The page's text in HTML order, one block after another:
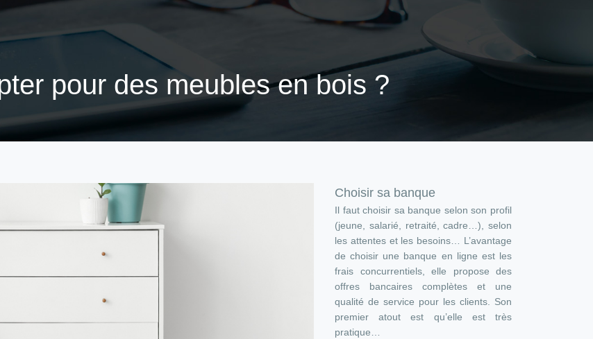
pour des meubles en bois ?
Choisir sa banque
Il faut choisir sa banque selon son profil
(jeune, salarié, retraité, cadre…), selon
les attentes et les besoins… L’avantage
de choisir une banque en ligne est les
frais concurrentiels, elle propose des
offres bancaires complètes et une
qualité de service pour les clients. Son
premier atout est qu’elle est très
pratique…